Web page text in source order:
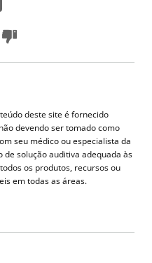
deste site é fornecido
devendo ser tomado como
seu médico ou especialista da
solução auditiva adequada às
os produtos, recursos ou
em todas as áreas.